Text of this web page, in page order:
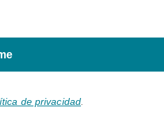
de privacidad